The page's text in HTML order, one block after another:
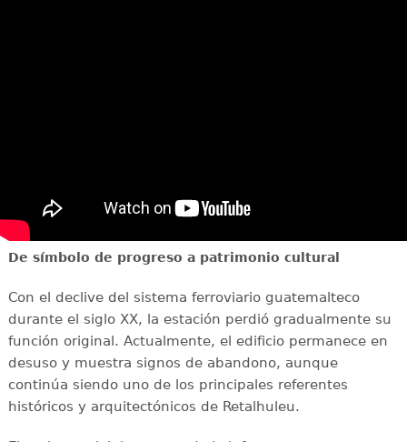
De símbolo de progreso a patrimonio cultural
Con el declive del sistema ferroviario guatemalteco
durante el siglo XX, la estación perdió gradualmente su
función original. Actualmente, el edificio permanece en
desuso y muestra signos de abandono, aunque
continúa siendo uno de los principales referentes
históricos y arquitectónicos de Retalhuleu.